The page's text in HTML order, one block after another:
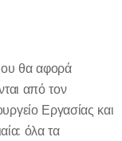
θα αφορά
από τον
Εργασίας και
όλα τα